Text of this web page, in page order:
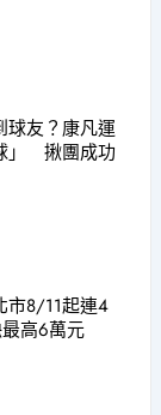
球友？康凡運
」 揪團成功
市8/11起連4
高6萬元